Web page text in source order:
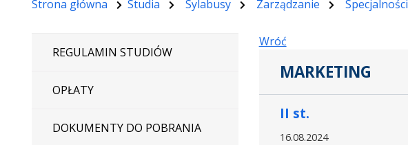
Strona główna Studia Sylabusy Zarządzanie Specjalności
REGULAMIN STUDIÓW
OPŁATY
DOKUMENTY DO POBRANIA
Wróć
MARKETING
II st.
16.08.2024